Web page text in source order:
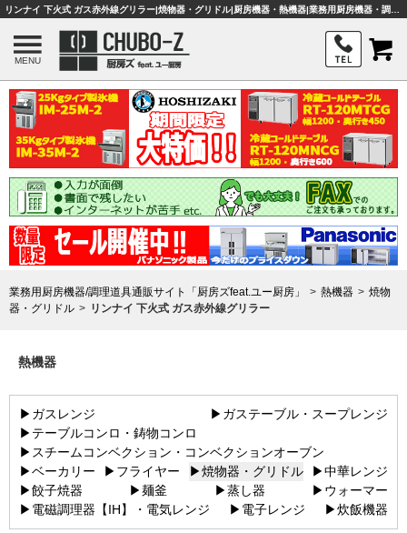
MENU
業務用厨房機器/調理道具通販サイト「厨房ズfeat.ユー厨房」 熱機器
焼物
器・グリドル
リンナイ 下火式 ガス赤外線グリラー
熱機器
▶ガスレンジ
▶ガステーブル・スープレンジ
▶テーブルコンロ・鋳物コンロ
▶スチームコンベクション・コンベクションオーブン
▶ベーカリー
▶フライヤー ▶焼物器・グリドル
▶中華レンジ
▶餃子焼器
▶麺釜 ▶蒸し器
▶ウォーマー
▶電磁調理器【IH】・電気レンジ
▶電子レンジ ▶炊飯機器